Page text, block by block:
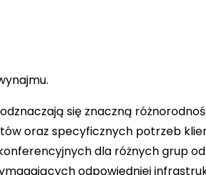
się znaczną
oraz specyficznych potrzeb
dla różnych grup
odpowiedniej